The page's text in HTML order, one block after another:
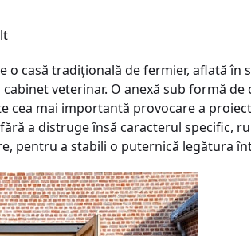
o casă tradiţională de fermier, aflată
veterinar. O anexă sub formă
cea mai importantă provocare a
a distruge însă caracterul specific,
pentru a stabili o puternică legătura